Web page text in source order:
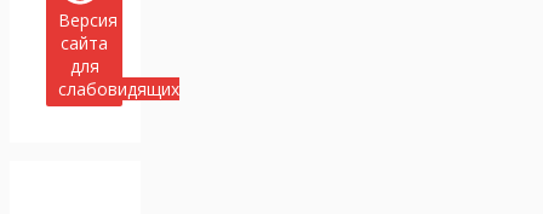
Версия
сайта
для
слабовидящих